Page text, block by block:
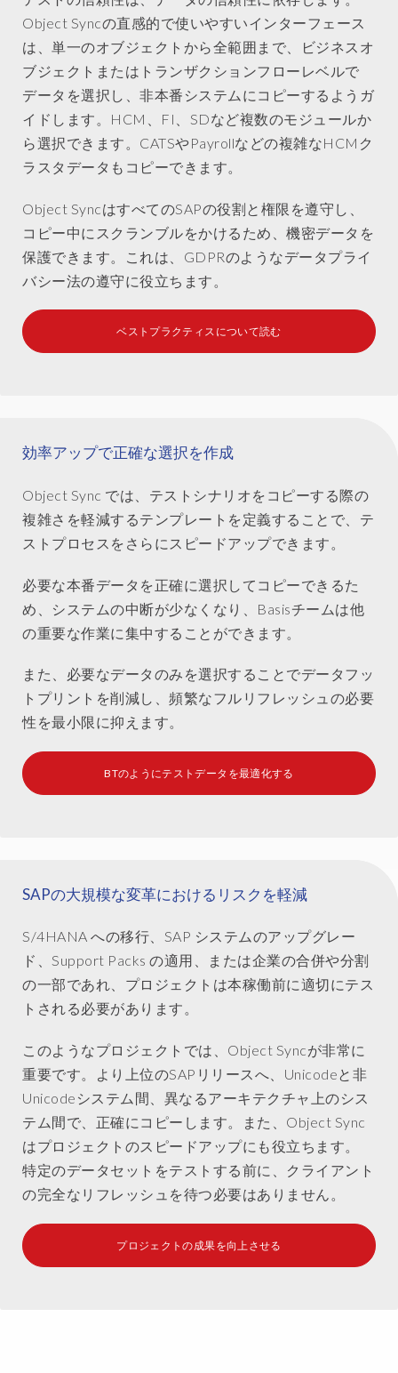
plusieurs
modules,
HCM,
Logistics
Même
données
cluster
données
planning,
être
copiées.
Object Syncの直感的で使いやすいインターフェース
は、単一のオブジェクトから全範囲まで、ビジネスオ
ブジェクトまたはトランザクションフローレベルで
データを選択し、非本番システムにコピーするようガ
イドします。HCM、FI、SDなど複数のモジュールか
ら選択できます。CATSやPayrollなどの複雑なHCMク
ラスタデータもコピーできます。
Object SyncはすべてのSAPの役割と権限を遵守し、
コピー中にスクランブルをかけるため、機密データを
保護できます。これは、GDPRのようなデータプライ
バシー法の遵守に役立ちます。
ベストプラクティスについて読む
効率アップで正確な選択を作成
Object Sync では、テストシナリオをコピーする際の
複雑さを軽減するテンプレートを定義することで、テ
ストプロセスをさらにスピードアップできます。
必要な本番データを正確に選択してコピーできるた
め、システムの中断が少なくなり、Basisチームは他
の重要な作業に集中することができます。
また、必要なデータのみを選択することでデータフッ
トプリントを削減し、頻繁なフルリフレッシュの必要
性を最小限に抑えます。
BTのようにテストデータを最適化する
SAPの大規模な変革におけるリスクを軽減
S/4HANA への移行、SAP システムのアップグレー
ド、Support Packs の適用、または企業の合併や分割
の一部であれ、プロジェクトは本稼働前に適切にテス
トされる必要があります。
このようなプロジェクトでは、Object Syncが非常に
重要です。より上位のSAPリリースへ、Unicodeと非
Unicodeシステム間、異なるアーキテクチャ上のシス
テム間で、正確にコピーします。また、Object Sync
はプロジェクトのスピードアップにも役立ちます。
特定のデータセットをテストする前に、クライアント
の完全なリフレッシュを待つ必要はありません。
プロジェクトの成果を向上させる